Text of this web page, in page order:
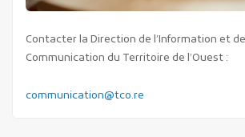
Contacter la Direction de l’Information et
Communication du Territoire de l’Ouest :
communication@tco.re